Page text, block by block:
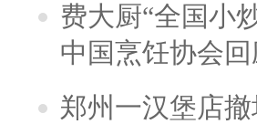
费大厨“全国小
中国烹饪协会回
郑州一汉堡店